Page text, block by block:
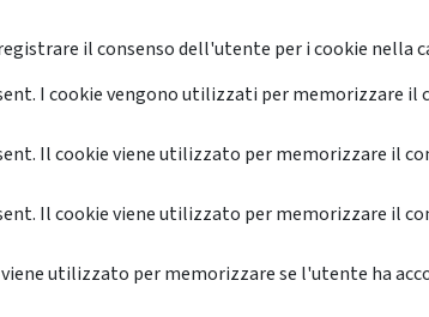
il consenso dell'utente per i cookie nella
I cookie vengono utilizzati per memorizzare
Il cookie viene utilizzato per memorizzare il
Il cookie viene utilizzato per memorizzare il
utilizzato per memorizzare se l'utente ha